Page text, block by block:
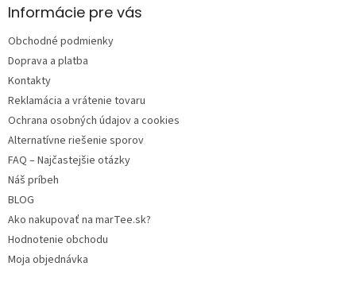
ä
e
Informácie pre vás
Obchodné podmienky
Doprava a platba
Kontakty
Reklamácia a vrátenie tovaru
Ochrana osobných údajov a cookies
Alternatívne riešenie sporov
FAQ – Najčastejšie otázky
Náš príbeh
BLOG
Ako nakupovať na marTee.sk?
Hodnotenie obchodu
Moja objednávka